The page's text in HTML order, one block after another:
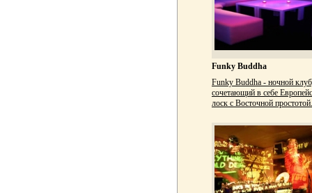
Funky Buddha
Funky Buddha - ночной
сочетающий в себе
лоск с Восточной простотой.